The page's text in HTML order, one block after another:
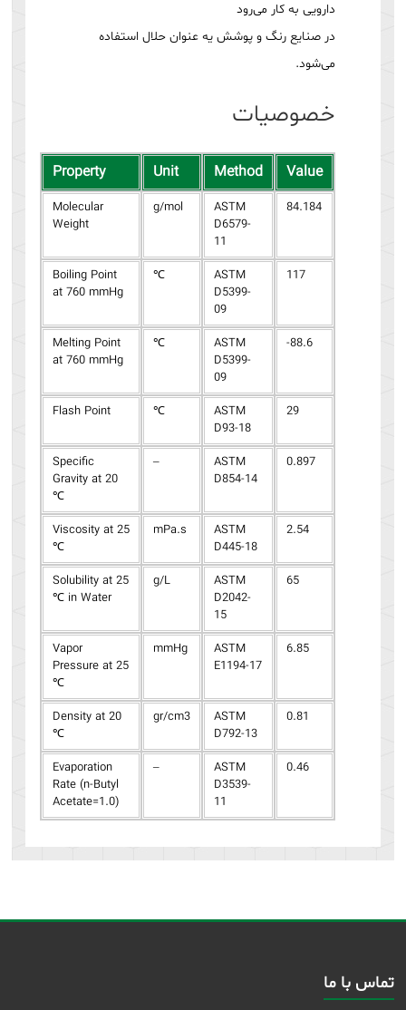
دارویی به کار می‌رود
در صنایع رنگ و پوشش یه عنوان حلال استفاده
می‌شود.
خصوصیات
Property Unit Method Value
Molecular
Weight
g/mol
ASTM
D6579-
11
84.184
Boiling Point
at 760 mmHg
℃
ASTM
D5399-
09
117
Melting Point
at 760 mmHg
℃
ASTM
D5399-
09
-88.6
Flash Point ℃
ASTM
D93-18
29
Specific
Gravity at 20
℃
–
ASTM
D854-14
0.897
Viscosity at 25
℃
mPa.s
ASTM
D445-18
2.54
Solubility at 25
℃ in Water
g/L
ASTM
D2042-
15
65
Vapor
Pressure at 25
℃
mmHg
ASTM
E1194-17
6.85
Density at 20
℃
gr/cm3
ASTM
D792-13
0.81
Evaporation
Rate (n-Butyl
Acetate=1.0)
–
ASTM
D3539-
11
0.46
تماس با ما